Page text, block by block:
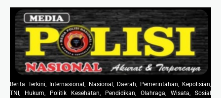
Berita Terkini, Internasional, Nasional, Daerah, Pemerintahan, Kepolisian,
TNI, Hukum, Politik Kesehatan, Pendidikan, Olahraga, Wisata, Sosial